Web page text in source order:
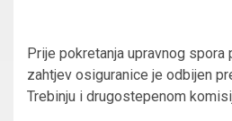
Prije pokretanja upravnog spora
zahtjev osiguranice je odbijen
Trebinju i drugostepenom